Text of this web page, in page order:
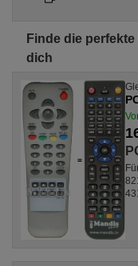
Finde die
dich